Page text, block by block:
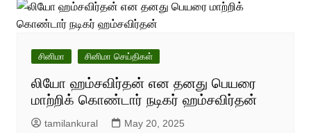
சினிமா சினிமா செய்திகள்
லியோ ஹம்சவிர்தன் என தனது பெயரை
மாற்றிக் கொண்டார் நடிகர் ஹம்சவிர்தன்
tamilankural May 20, 2025